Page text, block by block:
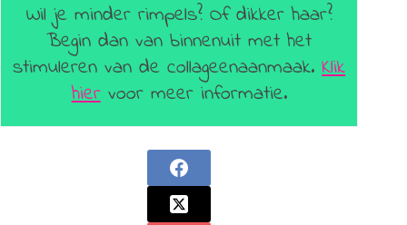
Wil je minder rimpels? Of dikker haar?
Begin dan van binnenuit met het
stimuleren van de collageenaanmaak.Klik
hiervoor meer informatie.